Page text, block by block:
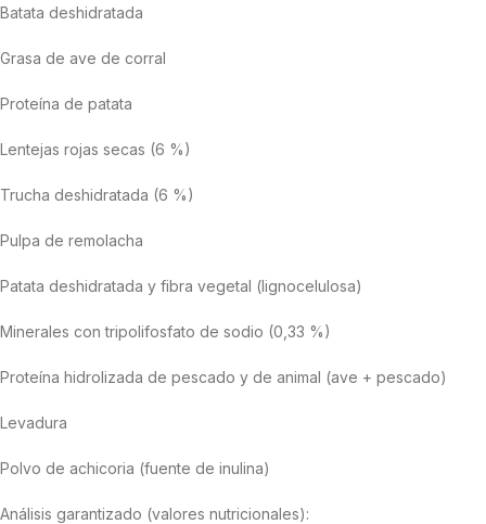
Batata deshidratada
Grasa de ave de corral
Proteína de patata
Lentejas rojas secas (6 %)
Trucha deshidratada (6 %)
Pulpa de remolacha
Patata deshidratada y fibra vegetal (lignocelulosa)
Minerales con tripolifosfato de sodio (0,33 %)
Proteína hidrolizada de pescado y de animal (ave + pescado)
Levadura
Polvo de achicoria (fuente de inulina)
Análisis garantizado (valores nutricionales):